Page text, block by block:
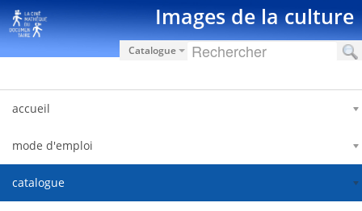
Saut au contenu Images de la culture
Catalogue
accueil
mode d'emploi
catalogue